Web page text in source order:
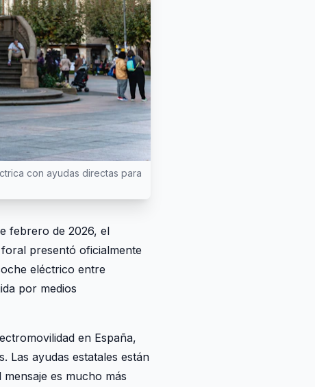
con ayudas directas para
febrero de 2026, el
presentó oficialmente
eléctrico entre
por medios
en España,
Las ayudas estatales están
es mucho más